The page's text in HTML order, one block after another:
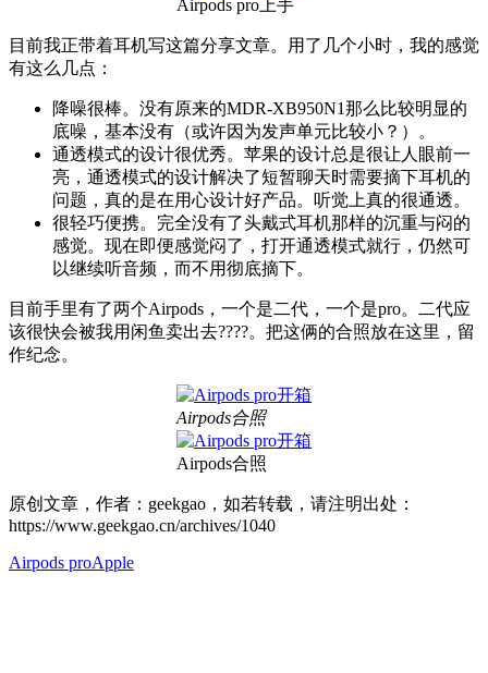
Airpods pro上手
目前我正带着耳机写这篇分享文章。用了几个小时，我的感觉
有这么几点：
降噪很棒。没有原来的MDR-XB950N1那么比较明显的
底噪，基本没有（或许因为发声单元比较小？）。
通透模式的设计很优秀。苹果的设计总是很让人眼前一
亮，通透模式的设计解决了短暂聊天时需要摘下耳机的
问题，真的是在用心设计好产品。听觉上真的很通透。
很轻巧便携。完全没有了头戴式耳机那样的沉重与闷的
感觉。现在即便感觉闷了，打开通透模式就行，仍然可
以继续听音频，而不用彻底摘下。
目前手里有了两个Airpods，一个是二代，一个是pro。二代应
该很快会被我用闲鱼卖出去????。把这俩的合照放在这里，留
作纪念。
Airpods合照
Airpods合照
原创文章，作者：geekgao，如若转载，请注明出处：
https://www.geekgao.cn/archives/1040
Airpods proApple